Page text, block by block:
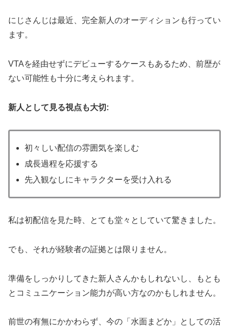
にじさんじは最近、完全新人のオーディションも行ってい
ます。
VTAを経由せずにデビューするケースもあるため、前歴が
ない可能性も十分に考えられます。
新人として見る視点も大切:
初々しい配信の雰囲気を楽しむ
成長過程を応援する
先入観なしにキャラクターを受け入れる
私は初配信を見た時、とても堂々としていて驚きました。
でも、それが経験者の証拠とは限りません。
準備をしっかりしてきた新人さんかもしれないし、もとも
とコミュニケーション能力が高い方なのかもしれません。
前世の有無にかかわらず、今の「水面まどか」としての活